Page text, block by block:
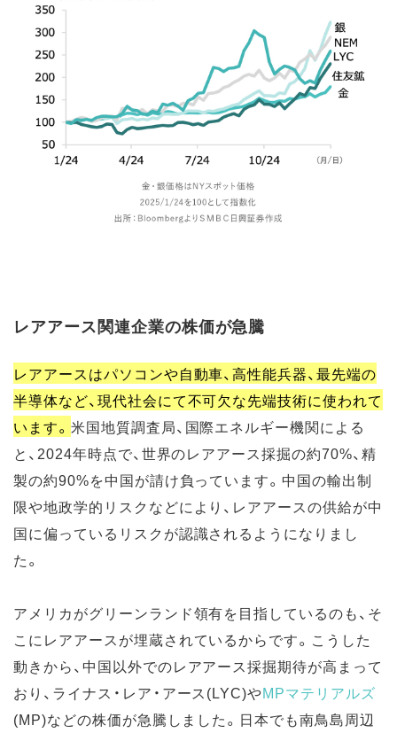
レアアース関連企業の株価が急騰
レアアースはパソコンや自動車、高性能兵器、最先端の
半導体など、現代社会にて不可欠な先端技術に使われて
います。 米国地質調査局、国際エネルギー機関による
と、2024年時点で、世界のレアアース採掘の約70%、精
製の約90%を中国が請け負っています。中国の輸出制
限や地政学的リスクなどにより、レアアースの供給が中
国に偏っているリスクが認識されるようになりまし
た。
アメリカがグリーンランド領有を目指しているのも、そ
こにレアアースが埋蔵されているからです。こうした
動きから、中国以外でのレアアース採掘期待が高まって
おり、ライナス・レア・アース(LYC)やMPマテリアルズ
(MP)などの株価が急騰しました。日本でも南鳥島周辺